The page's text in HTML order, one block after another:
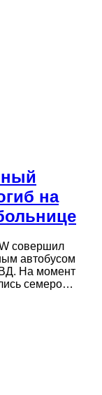
на
совершил
автобусом
На момент
семеро…